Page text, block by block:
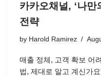
카카오채널, ‘나만
전략
by Harold Ramirez
매출 정체, 고객 확보 어
법, 제대로 알고 계신가